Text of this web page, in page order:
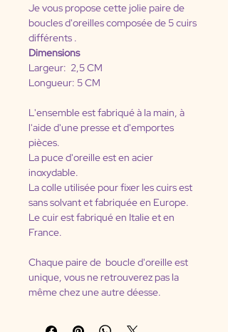
Je vous propose cette jolie paire de
boucles d'oreilles composée de 5 cuirs
différents .
Dimensions
Largeur:  2,5 CM
Longueur: 5 CM
L'ensemble est fabriqué à la main, à
l'aide d'une presse et d'emportes
pièces.
La puce d'oreille est en acier
inoxydable.
La colle utilisée pour fixer les cuirs est
sans solvant et fabriquée en Europe.
Le cuir est fabriqué en Italie et en
France.
Chaque paire de  boucle d'oreille est
unique, vous ne retrouverez pas la
même chez une autre déesse.